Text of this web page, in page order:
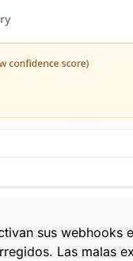
sus webhooks
Las malas